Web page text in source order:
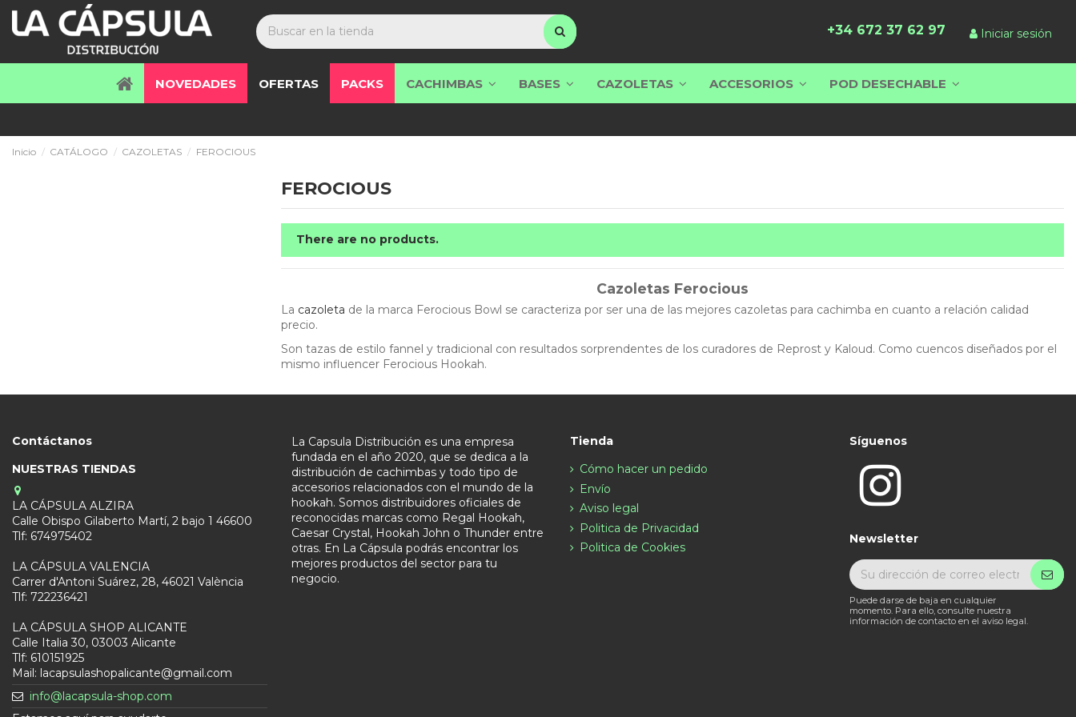
+34 672 37 62 97 Iniciar sesión
NOVEDADES OFERTAS PACKS CACHIMBAS BASES CAZOLETAS ACCESORIOS POD DESECHABLE
Inicio CATÁLOGO CAZOLETAS FEROCIOUS
FEROCIOUS
There are no products.
Cazoletas Ferocious
La cazoleta de la marca Ferocious Bowl se caracteriza por ser una de las mejores cazoletas para cachimba en cuanto a relación calidad
precio.
Son tazas de estilo fannel y tradicional con resultados sorprendentes de los curadores de Reprost y Kaloud. Como cuencos diseñados por el
mismo influencer Ferocious Hookah.
Contáctanos
NUESTRAS TIENDAS
LA CÁPSULA ALZIRA
Calle Obispo Gilaberto Martí, 2 bajo 1 46600
Tlf: 674975402
LA CÁPSULA VALENCIA
Carrer d'Antoni Suárez, 28, 46021 València
Tlf: 722236421
LA CÁPSULA SHOP ALICANTE
Calle Italia 30, 03003 Alicante
Tlf: 610151925
Mail: lacapsulashopalicante@gmail.com
info@lacapsula-shop.com
La Capsula Distribución es una empresa
fundada en el año 2020, que se dedica a la
distribución de cachimbas y todo tipo de
accesorios relacionados con el mundo de la
hookah. Somos distribuidores oficiales de
reconocidas marcas como Regal Hookah,
Caesar Crystal, Hookah John o Thunder entre
otras. En La Cápsula podrás encontrar los
mejores productos del sector para tu
negocio.
Tienda
Cómo hacer un pedido
Envío
Aviso legal
Politica de Privacidad
Politica de Cookies
Síguenos
Newsletter
Puede darse de baja en cualquier
momento. Para ello, consulte nuestra
información de contacto en el aviso legal.